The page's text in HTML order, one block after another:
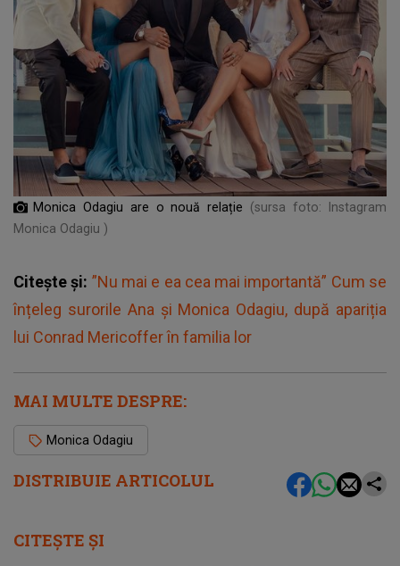
DISTRIBUIE ARTICOLUL
Monica Odagiu are o nouă relație
(sursa foto: Instagram
Monica Odagiu )
Citește și: ”Nu mai e ea cea mai importantă” Cum se
înțeleg surorile Ana și Monica Odagiu, după apariția
lui Conrad Mericoffer în familia lor
MAI MULTE DESPRE:
Monica Odagiu
CITEȘTE ȘI